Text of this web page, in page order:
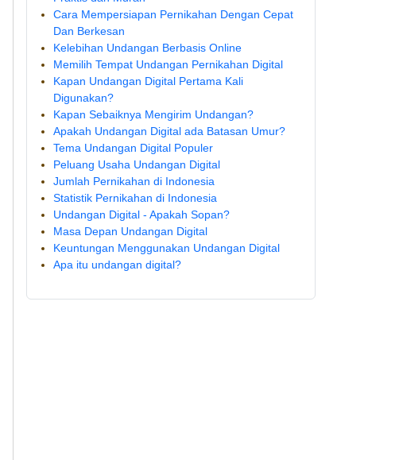
Cara Mempersiapan Pernikahan Dengan Cepat
Dan Berkesan
Kelebihan Undangan Berbasis Online
Memilih Tempat Undangan Pernikahan Digital
Kapan Undangan Digital Pertama Kali
Digunakan?
Kapan Sebaiknya Mengirim Undangan?
Apakah Undangan Digital ada Batasan Umur?
Tema Undangan Digital Populer
Peluang Usaha Undangan Digital
Jumlah Pernikahan di Indonesia
Statistik Pernikahan di Indonesia
Undangan Digital - Apakah Sopan?
Masa Depan Undangan Digital
Keuntungan Menggunakan Undangan Digital
Apa itu undangan digital?